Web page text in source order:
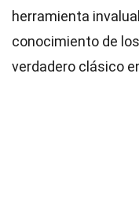
herramienta
conocimiento de
verdadero clásico